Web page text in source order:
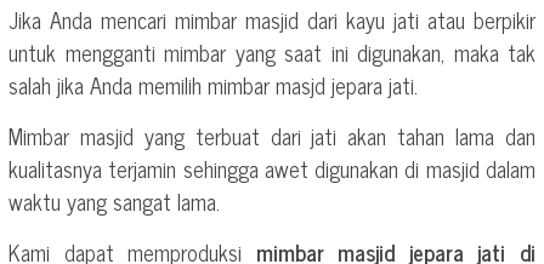
Jika Anda mencari mimbar masjid dari kayu jati atau berpikir
untuk mengganti mimbar yang saat ini digunakan, maka tak
salah jika Anda memilih mimbar masjd jepara jati.
Mimbar masjid yang terbuat dari jati akan tahan lama dan
kualitasnya terjamin sehingga awet digunakan di masjid dalam
waktu yang sangat lama.
Kami dapat memproduksi mimbar masjid jepara jati di